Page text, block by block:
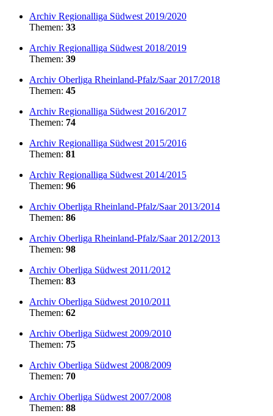
Archiv Regionalliga Südwest 2019/2020
Themen: 33
Archiv Regionalliga Südwest 2018/2019
Themen: 39
Archiv Oberliga Rheinland-Pfalz/Saar 2017/2018
Themen: 45
Archiv Regionalliga Südwest 2016/2017
Themen: 74
Archiv Regionalliga Südwest 2015/2016
Themen: 81
Archiv Regionalliga Südwest 2014/2015
Themen: 96
Archiv Oberliga Rheinland-Pfalz/Saar 2013/2014
Themen: 86
Archiv Oberliga Rheinland-Pfalz/Saar 2012/2013
Themen: 98
Archiv Oberliga Südwest 2011/2012
Themen: 83
Archiv Oberliga Südwest 2010/2011
Themen: 62
Archiv Oberliga Südwest 2009/2010
Themen: 75
Archiv Oberliga Südwest 2008/2009
Themen: 70
Archiv Oberliga Südwest 2007/2008
Themen: 88